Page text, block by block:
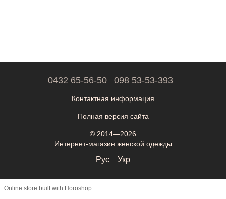
0432 65-56-50 098 53-53-393
Контактная информация
Полная версия сайта
© 2014—2026
Интернет-магазин женской одежды
Рус Укр
Online store built with Horoshop